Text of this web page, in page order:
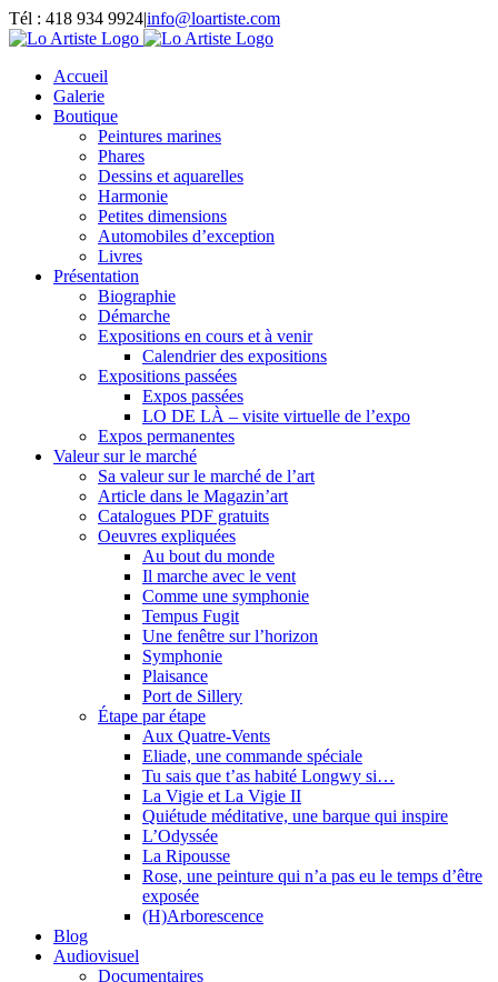
Passer
au
Tél : 418 934 9924|info@loartiste.com
Facebook
Instagram
Email
Pinterest
YouTube
Accueil
Galerie
Boutique
Peintures marines
Phares
Dessins et aquarelles
Harmonie
Petites dimensions
Automobiles d’exception
Livres
Présentation
Biographie
Démarche
Expositions en cours et à venir
Calendrier des expositions
Expositions passées
Expos passées
LO DE LÀ – visite virtuelle de l’expo
Expos permanentes
Valeur sur le marché
Sa valeur sur le marché de l’art
Article dans le Magazin’art
Catalogues PDF gratuits
Oeuvres expliquées
Au bout du monde
Il marche avec le vent
Comme une symphonie
Tempus Fugit
Une fenêtre sur l’horizon
Symphonie
Plaisance
Port de Sillery
Étape par étape
Aux Quatre-Vents
Eliade, une commande spéciale
Tu sais que t’as habité Longwy si…
La Vigie et La Vigie II
Quiétude méditative, une barque qui inspire
L’Odyssée
La Ripousse
Rose, une peinture qui n’a pas eu le temps d’être
exposée
(H)Arborescence
Blog
Audiovisuel
Documentaires